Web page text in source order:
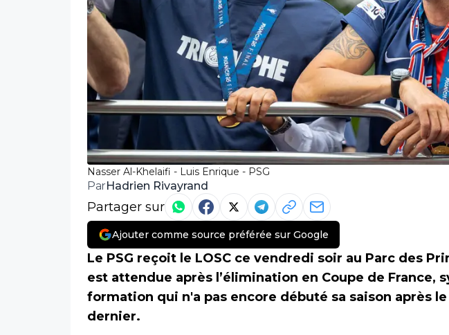
Nasser Al-Khelaifi - Luis Enrique - PSG
ParHadrien Rivayrand
Partager sur
Ajouter comme source préférée sur Google
Le PSG reçoit le LOSC ce vendredi soir au Parc des
est attendue après l’élimination en Coupe de France,
formation qui n'a pas encore débuté sa saison après
dernier.